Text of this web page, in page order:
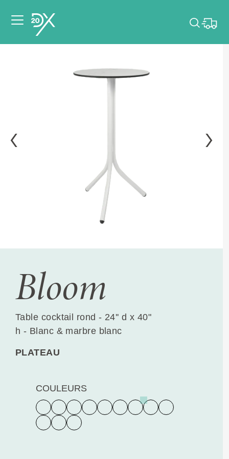
dates de votre
événement.
Bloom
Table cocktail rond - 24'' d x 40"
h - Blanc & marbre blanc
PLATEAU
COULEURS